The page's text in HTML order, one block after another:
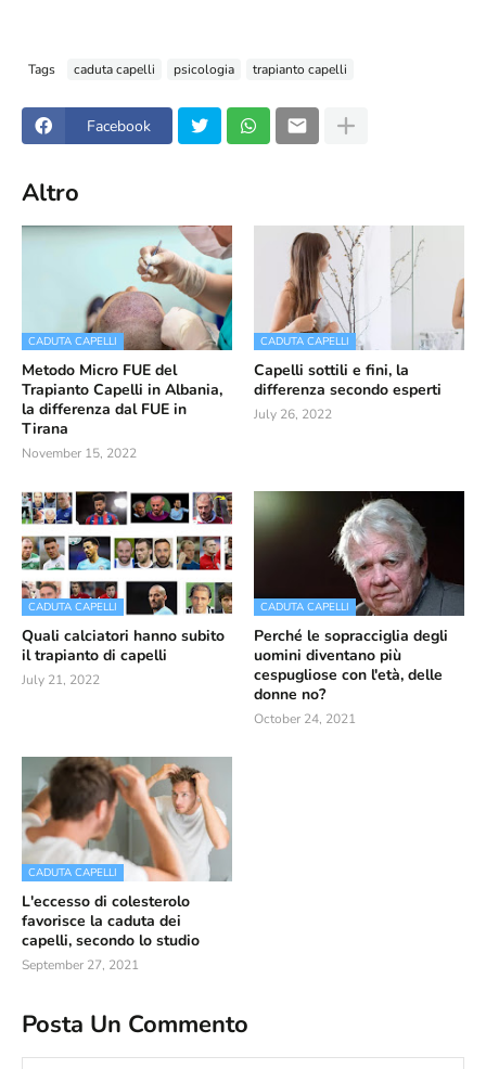
Tags caduta capelli psicologia trapianto capelli
Facebook
Altro
CADUTA CAPELLI
Metodo Micro FUE del
Trapianto Capelli in Albania,
la differenza dal FUE in
Tirana
November 15, 2022
CADUTA CAPELLI
Capelli sottili e fini, la
differenza secondo esperti
July 26, 2022
CADUTA CAPELLI
Quali calciatori hanno subito
il trapianto di capelli
July 21, 2022
CADUTA CAPELLI
Perché le sopracciglia degli
uomini diventano più
cespugliose con l'età, delle
donne no?
October 24, 2021
CADUTA CAPELLI
L'eccesso di colesterolo
favorisce la caduta dei
capelli, secondo lo studio
September 27, 2021
Posta Un Commento